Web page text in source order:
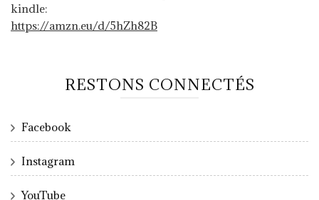
kindle:
https://amzn.eu/d/5hZh82B
RESTONS CONNECTÉS
Facebook
Instagram
YouTube